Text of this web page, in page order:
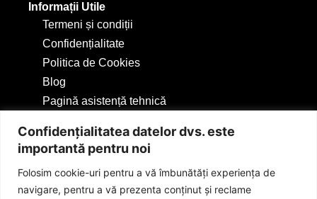
Confidențialitatea datelor dvs. este
importantă pentru noi
Folosim cookie-uri pentru a vă îmbunătăți experiența de
navigare, pentru a vă prezenta conținut și reclame
Informații Utile
Termeni și condiții
Confidențialitate
Politica de Cookies
Blog
Pagină asistență tehnică